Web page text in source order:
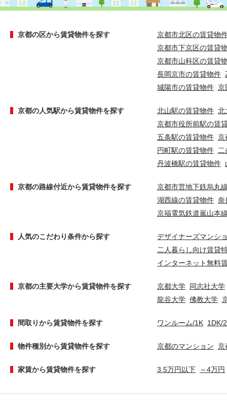
京都の区から賃貸物件を探す
京都市北区の賃貸物
京都市下京区の賃貸
京都市山科区の賃貸
長岡京市の賃貸物件
城陽市の賃貸物件 京
京都の人気駅から賃貸物件を探す 北山駅の賃貸物件 北
京都市役所前駅の賃
五条駅の賃貸物件 京
円町駅の賃貸物件
丹波橋駅の賃貸物件
京都の路線付近から賃貸物件を探す
京都市営地下鉄烏丸
湖西線の賃貸物件 奈
京福電気鉄道嵐山本
人気のこだわり条件から探す
デザイナーズマンシ
二人暮らし向け賃貸
インターネット無料
京都の主要大学から賃貸物件を探す 京都大学 同志社大学
龍谷大学 佛教大学
間取りから賃貸物件を探す ワンルーム/1K 1DK/
物件種別から賃貸物件を探す 京都のマンション 京
家賃から賃貸物件を探す 3.5万円以下 ～4万円